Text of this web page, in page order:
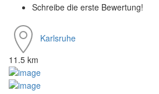
Schreibe die erste Bewertung!
Karlsruhe
11.5 km